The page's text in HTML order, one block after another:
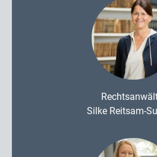
Silke Reitsam-